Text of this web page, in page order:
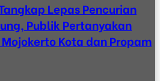
Lepas Pencurian
Publik Pertanyakan
Kota dan Propam